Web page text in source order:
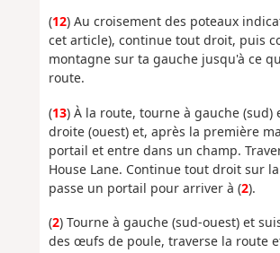
(12) Au croisement des poteaux
cet article), continue tout droit, puis
montagne sur ta gauche jusqu'à ce
route.
(13) À la route, tourne à gauche
droite (ouest) et, après la première
portail et entre dans un champ.
House Lane. Continue tout droit sur
passe un portail pour arriver à (2).
(2) Tourne à gauche (sud-ouest) et
des œufs de poule, traverse la route